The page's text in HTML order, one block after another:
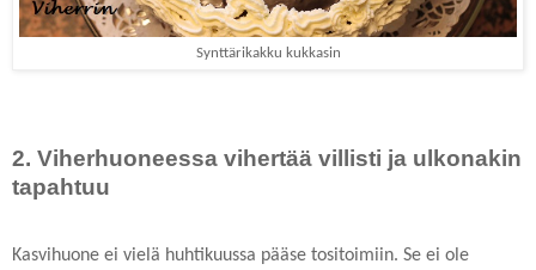
Synttärikakku kukkasin
2. Viherhuoneessa vihertää villisti ja ulkonakin
tapahtuu
Kasvihuone ei vielä huhtikuussa pääse tositoimiin. Se ei ole